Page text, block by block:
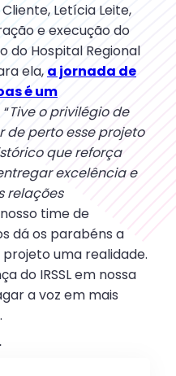
Letícia Leite,
e execução do
do Hospital Regional
ela, a jornada de
é um
“Tive o privilégio de
perto esse projeto
que reforça
excelência e
relações
time de
dá os parabéns a
uma realidade.
do IRSSL em nossa
a voz em mais